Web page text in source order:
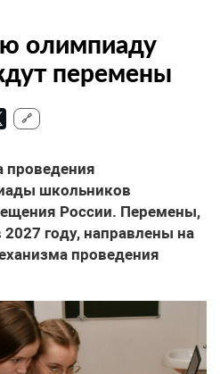
олимпиаду
перемены
🔗
проведения
школьников
России. Перемены,
году, направлены на
проведения